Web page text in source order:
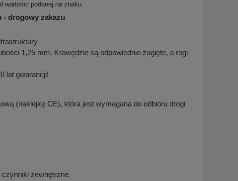
wartości podanej na znaku.
- drogowy zakazu
1,25 mm. Krawędzie są odpowiednio zagięte, a rogi
lat gwarancji!
(naklejkę CE), która jest wymagana do odbioru drogi
zewnętrzne.